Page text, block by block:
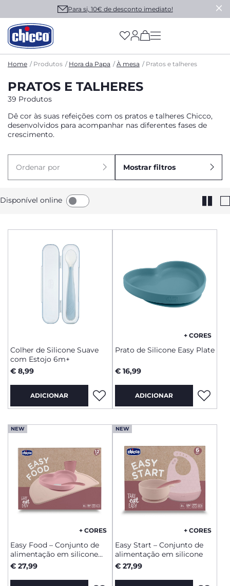
Para si, 10€ de desconto imediato!
(has more options
Home Produtos Hora da Papa À mesa Pratos e talheres
PRATOS E TALHERES
39 Produtos
Dê cor às suas refeições com os pratos e talheres Chicco,
desenvolvidos para acompanhar nas diferentes fases de
crescimento.
Ordenar por Mostrar filtros
Disponível online
Colher de Silicone Suave
com Estojo 6m+
€ 8,99
ADICIONAR
+ CORES
Prato de Silicone Easy Plate
€ 16,99
ADICIONAR
NEW
+ CORES
Easy Food – Conjunto de
alimentação em silicone
12m+
€ 27,99
NEW
+ CORES
Easy Start – Conjunto de
alimentação em silicone
€ 27,99